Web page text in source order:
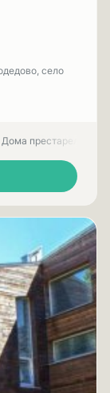
село
Дома престарелых